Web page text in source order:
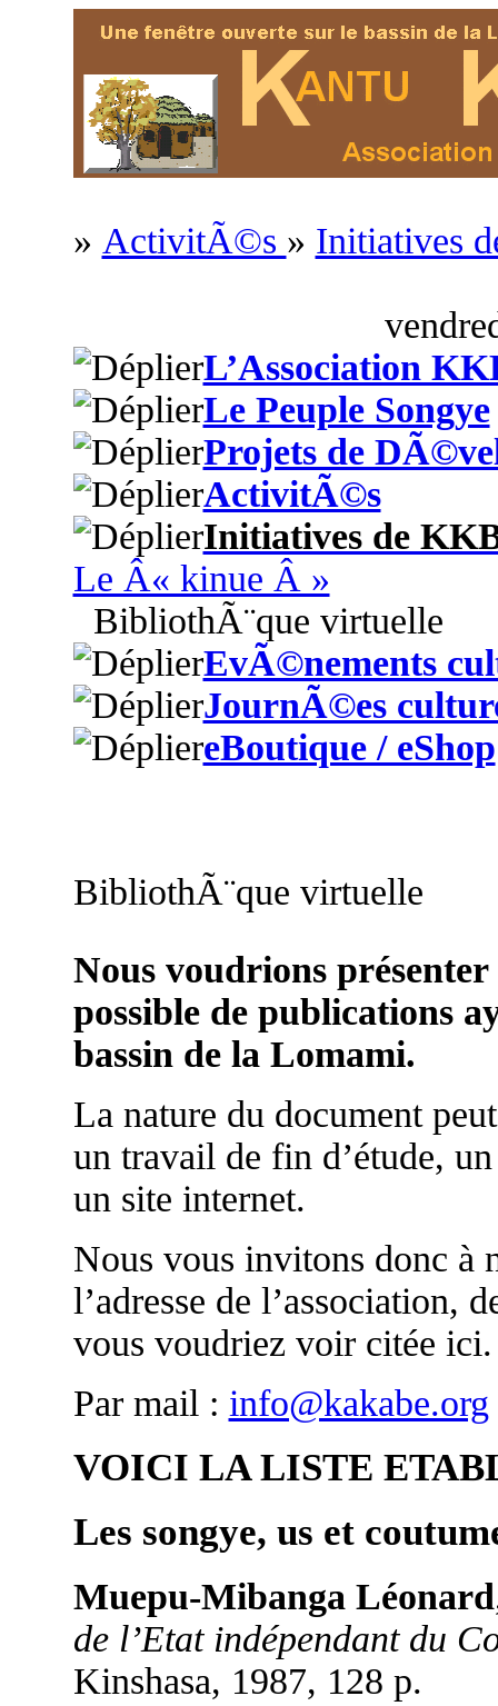
» ActivitÃ©s » Initiatives
L’Association
Le Peuple Songye
Projets de
ActivitÃ©s
Initiatives de
Le Â« kinue Â »
BibliothÃ¨que virtuelle
EvÃ©nements
JournÃ©es
eBoutique / eShop
BibliothÃ¨que virtuelle
Nous voudrions
possible de publications
bassin de la Lomami.
La nature du document
un travail de fin d’étude,
un site internet.
Nous vous invitons donc à
l’adresse de l’association,
vous voudriez voir citée ici.
Par mail : info@kakabe.org
VOICI LA LISTE
Les songye, us et
Muepu-Mibanga Léonard
de l’Etat indépendant du
Kinshasa, 1987, 128 p.